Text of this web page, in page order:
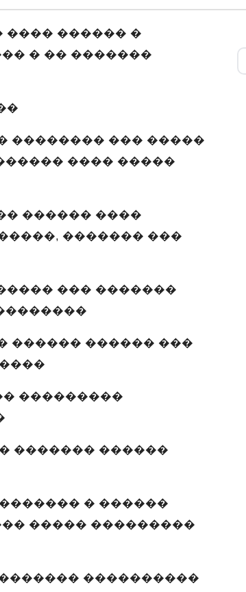
���� ������ �
� �� �������
�������� ��� �����
���� �����
������ ����
������� ���
��� �������
������ ������ ���
���������
������� ������
� ������
����� ���������
����������